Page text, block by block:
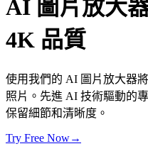
AI 圖片放大
4K 品質
使用我們的 AI 圖片放大器
照片。先進 AI 技術驅動的
保留細節和清晰度。
Try Free Now→